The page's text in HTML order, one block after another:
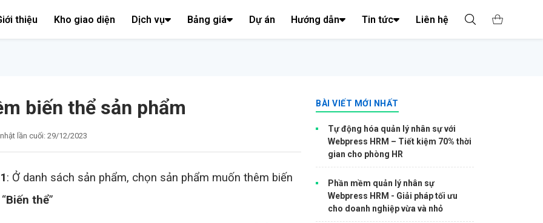
thiệu Kho giao diện Dịch vụ Bảng giá Dự án Hướng dẫn Tin tức Liên hệ
biến thể sản phẩm
lần cuối: 29/12/2023
: Ở danh sách sản phẩm, chọn sản phẩm muốn thêm biến
Biến thể”
BÀI VIẾT MỚI NHẤT
Tự động hóa quản lý nhân sự với
Webpress HRM – Tiết kiệm 70% thời
gian cho phòng HR
Phần mềm quản lý nhân sự
Webpress HRM - Giải pháp tối ưu
cho doanh nghiệp vừa và nhỏ